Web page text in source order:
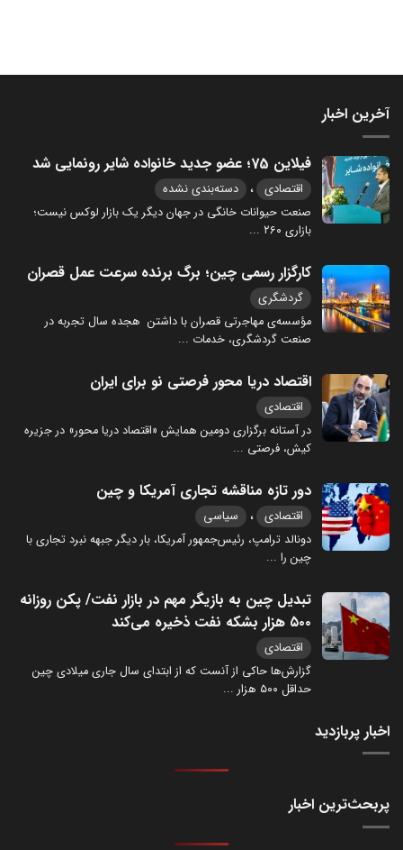
آخرین اخبار
فیلاین 75؛ عضو جدید خانواده شایر رونمایی شد
اقتصادی ، دسته‌بندی نشده
صنعت حیوانات خانگی در جهان دیگر یک بازار لوکس نیست؛
بازاری ۲۶۰
...
کارگزار رسمی چین؛ برگ برنده سرعت عمل قصران
گردشگری
مؤسسه‌ی مهاجرتی قصران با داشتن هجده سال تجربه در
صنعت گردشگری، خدمات ...
اقتصاد دریا محور فرصتی نو برای ایران
اقتصادی
در آستانه برگزاری دومین همایش «اقتصاد دریا محور» در جزیره
کیش، فرصتی ...
دور تازه مناقشه تجاری آمریکا و چین
اقتصادی ، سیاسی
دونالد ترامپ، رئیس‌جمهور آمریکا، بار دیگر جبهه نبرد تجاری با
چین را ...
تبدیل چین به بازیگر مهم در بازار نفت/ پکن روزانه
۵۰۰ هزار بشکه نفت ذخیره می‌کند
اقتصادی
گزارش‌ها حاکی از آنست که از ابتدای سال جاری میلادی چین
حداقل ۵۰۰ هزار
...
اخبار پربازدید
پربحث‌ترین اخبار